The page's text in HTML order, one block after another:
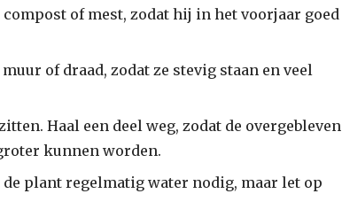
of mest, zodat hij in het voorjaar goed
of draad, zodat ze stevig staan en veel
Haal een deel weg, zodat de overgebleven
kunnen worden.
plant regelmatig water nodig, maar let op